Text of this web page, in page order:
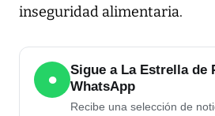
inseguridad alimentaria.
●
Sigue a La Estrella de
WhatsApp
Recibe una selección de